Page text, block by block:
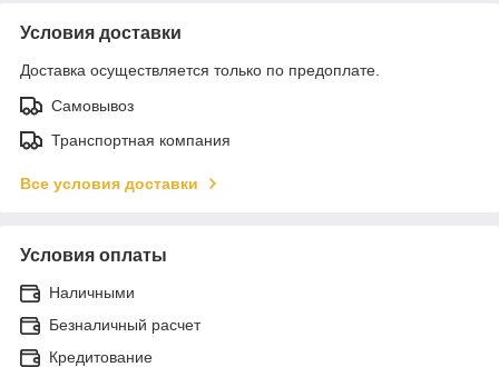
Условия доставки
Доставка осуществляется только по предоплате.
Самовывоз
Транспортная компания
Все условия доставки
Условия оплаты
Наличными
Безналичный расчет
Кредитование